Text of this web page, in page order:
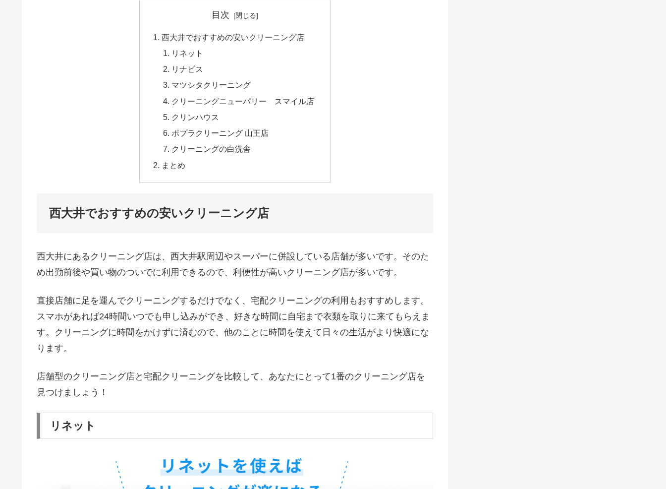
目次
西大井でおすすめの安いクリーニング店
リネット
リナビス
マツシタクリーニング
クリーニングニューパリー スマイル店
クリンハウス
ポプラクリーニング 山王店
クリーニングの白洗舎
まとめ
西大井でおすすめの安いクリーニング店
西大井にあるクリーニング店は、西大井駅周辺やスーパーに併設している店舗が多いです。そのた
め出勤前後や買い物のついでに利用できるので、利便性が高いクリーニング店が多いです。
直接店舗に足を運んでクリーニングするだけでなく、宅配クリーニングの利用もおすすめします。
スマホがあれば24時間いつでも申し込みができ、好きな時間に自宅まで衣類を取りに来てもらえま
す。クリーニングに時間をかけずに済むので、他のことに時間を使えて日々の生活がより快適にな
ります。
店舗型のクリーニング店と宅配クリーニングを比較して、あなたにとって1番のクリーニング店を
見つけましょう！
リネット